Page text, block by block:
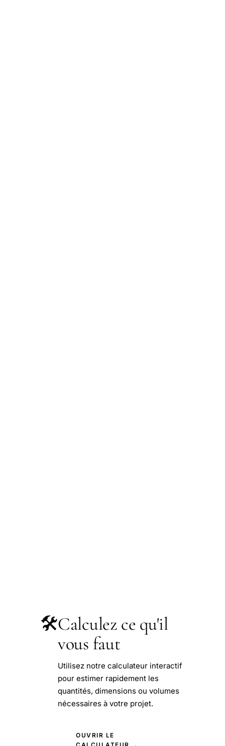
🛠️Calculez ce qu'il
vous faut
Utilisez notre calculateur interactif
pour estimer rapidement les
quantités, dimensions ou volumes
nécessaires à votre projet.
OUVRIR LE